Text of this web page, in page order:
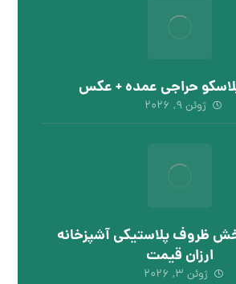
حراجی عمده + عکس
ژوئن ۹, ۲۰۲۶
ظروف پلاستیکی آشپزخانه
ارزان قیمت
ژوئن ۳, ۲۰۲۶